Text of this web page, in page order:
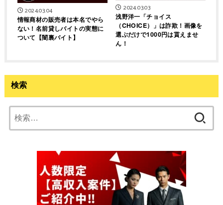
2024.03.04
情報商材の販売者は本名でやら
ない！名前貸しバイトの実態に
ついて【闇裏バイト】
2024.03.03
浅野洋一「チョイス
（CHOICE）」は詐欺！画像を
選ぶだけで1000円は貰えませ
ん！
検索
索: